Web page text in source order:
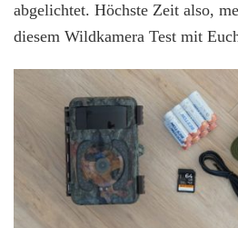
abgelichtet. Höchste Zeit also,
diesem Wildkamera Test mit